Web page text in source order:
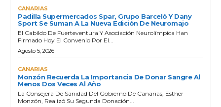
CANARIAS
Padilla Supermercados Spar, Grupo Barceló Y Dany
Sport Se Suman A La Nueva Edición De Neuromajo
El Cabildo De Fuerteventura Y Asociación Neurolímpica Han
Firmado Hoy El Convenio Por El...
Agosto 5, 2026
CANARIAS
Monzón Recuerda La Importancia De Donar Sangre Al
Menos Dos Veces Al Año
La Consejera De Sanidad Del Gobierno De Canarias, Esther
Monzón, Realizó Su Segunda Donación...